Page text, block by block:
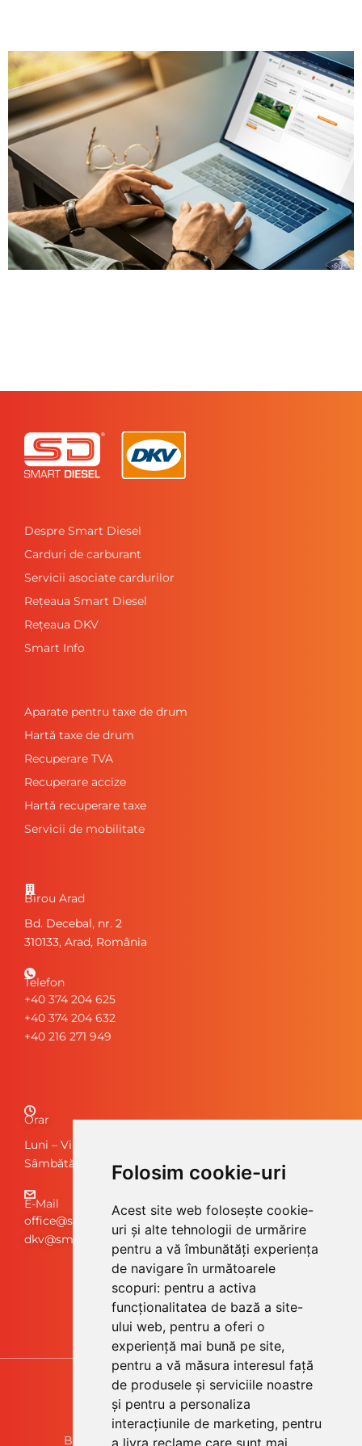
Folosim cookie-uri
Acest site web folosește cookie-
uri și alte tehnologii de urmărire
pentru a vă îmbunătăți experiența
de navigare în următoarele
scopuri: pentru a activa
funcționalitatea de bază a site-
ului web, pentru a oferi o
experiență mai bună pe site,
pentru a vă măsura interesul față
de produsele și serviciile noastre
și pentru a personaliza
interacțiunile de marketing, pentru
a livra reclame care sunt mai
Despre Smart Diesel
Carduri de carburant
Servicii asociate cardurilor
Rețeaua Smart Diesel
Rețeaua DKV
Smart Info
Aparate pentru taxe de drum
Hartă taxe de drum
Recuperare TVA
Recuperare accize
Hartă recuperare taxe
Servicii de mobilitate
Birou Arad
Bd. Decebal, nr. 2
310133, Arad, România
Telefon
+40 374 204 625
+40 374 204 632
+40 216 271 949
Orar
Luni – Vineri: 08:00 – 17:00
Sâmbătă, Duminică: Închis
E-Mail
office@smartdiesel.ro
dkv@smartdiesel.ro
Smart Diesel, a DKV company
Bulevardul Decebal, nr. 2 – Arad, România